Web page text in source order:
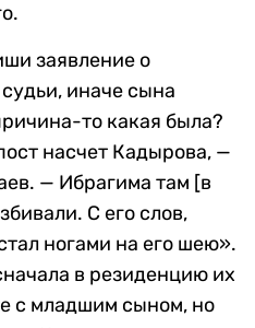
заявление о
иначе сына
то какая была?
насчет Кадырова, —
— Ибрагима там [в
С его слов,
ногами на его шею».
в резиденцию их
с младшим сыном, но